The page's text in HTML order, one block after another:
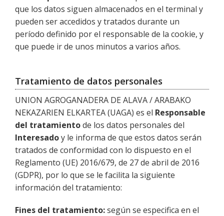
que los datos siguen almacenados en el terminal y
pueden ser accedidos y tratados durante un
período definido por el responsable de la cookie, y
que puede ir de unos minutos a varios años.
Tratamiento de datos personales
UNION AGROGANADERA DE ALAVA / ARABAKO
NEKAZARIEN ELKARTEA (UAGA) es el Responsable
del tratamientode los datos personales del
Interesadoy le informa de que estos datos serán
tratados de conformidad con lo dispuesto en el
Reglamento (UE) 2016/679, de 27 de abril de 2016
(GDPR), por lo que se le facilita la siguiente
información del tratamiento:
Fines del tratamiento:según se especifica en el